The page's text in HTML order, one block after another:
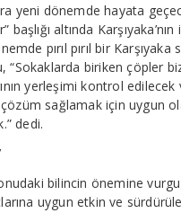
yeni dönemde hayata
altında
pırıl pırıl bir
“Sokaklarda biriken çöpler
yerleşimi kontrol edilecek
sağlamak için uygun
dedi.
bilincin önemine vurgu
uygun etkin ve